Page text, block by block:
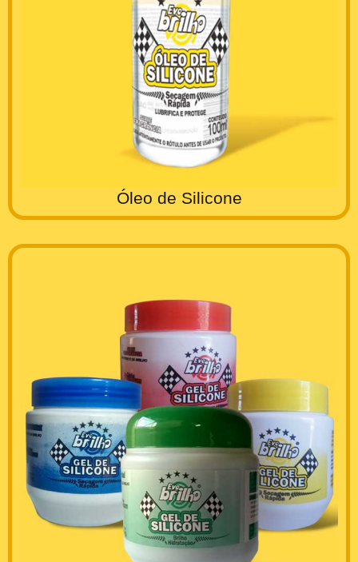
Óleo de Silicone